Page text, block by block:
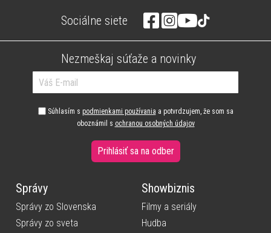
Sociálne siete
Nezmeškaj súťaže a novinky
Súhlasím s podmienkami používania a potvrdzujem, že som sa
oboznámil s ochranou osobných údajov
Prihlásiť sa na odber
Správy
Správy zo Slovenska
Správy zo sveta
Showbiznis
Filmy a seriály
Hudba